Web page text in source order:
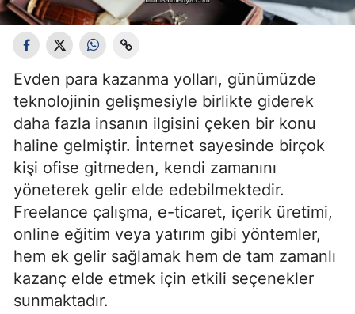
Evden para kazanma yolları, günümüzde
teknolojinin gelişmesiyle birlikte giderek
daha fazla insanın ilgisini çeken bir konu
haline gelmiştir. İnternet sayesinde birçok
kişi ofise gitmeden, kendi zamanını
yöneterek gelir elde edebilmektedir.
Freelance çalışma, e-ticaret, içerik üretimi,
online eğitim veya yatırım gibi yöntemler,
hem ek gelir sağlamak hem de tam zamanlı
kazanç elde etmek için etkili seçenekler
sunmaktadır.